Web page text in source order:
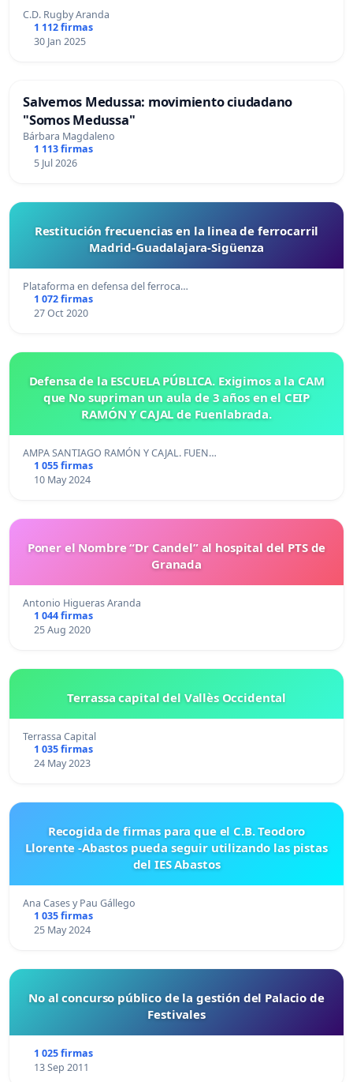
C.D. Rugby Aranda
1 112 firmas
30 Jan 2025
Salvemos Medussa: movimiento ciudadano
"Somos Medussa"
Bárbara Magdaleno
1 113 firmas
5 Jul 2026
Restitución frecuencias en la linea de ferrocarril
Madrid-Guadalajara-Sigüenza
Plataforma en defensa del ferroca…
1 072 firmas
27 Oct 2020
Defensa de la ESCUELA PÚBLICA. Exigimos a la CAM
que No supriman un aula de 3 años en el CEIP
RAMÓN Y CAJAL de Fuenlabrada.
AMPA SANTIAGO RAMÓN Y CAJAL. FUEN…
1 055 firmas
10 May 2024
Poner el Nombre “Dr Candel” al hospital del PTS de
Granada
Antonio Higueras Aranda
1 044 firmas
25 Aug 2020
Terrassa capital del Vallès Occidental
Terrassa Capital
1 035 firmas
24 May 2023
Recogida de firmas para que el C.B. Teodoro
Llorente -Abastos pueda seguir utilizando las pistas
del IES Abastos
Ana Cases y Pau Gállego
1 035 firmas
25 May 2024
No al concurso público de la gestión del Palacio de
Festivales
1 025 firmas
13 Sep 2011